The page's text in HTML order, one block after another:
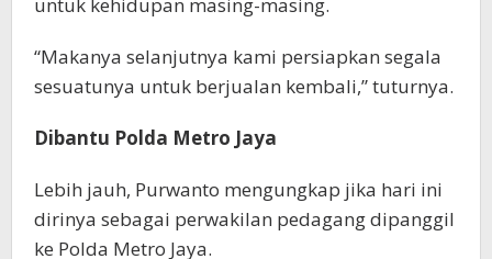
untuk kehidupan masing-masing.
“Makanya selanjutnya kami persiapkan segala
sesuatunya untuk berjualan kembali,” tuturnya.
Dibantu Polda Metro Jaya
Lebih jauh, Purwanto mengungkap jika hari ini
dirinya sebagai perwakilan pedagang dipanggil
ke Polda Metro Jaya.